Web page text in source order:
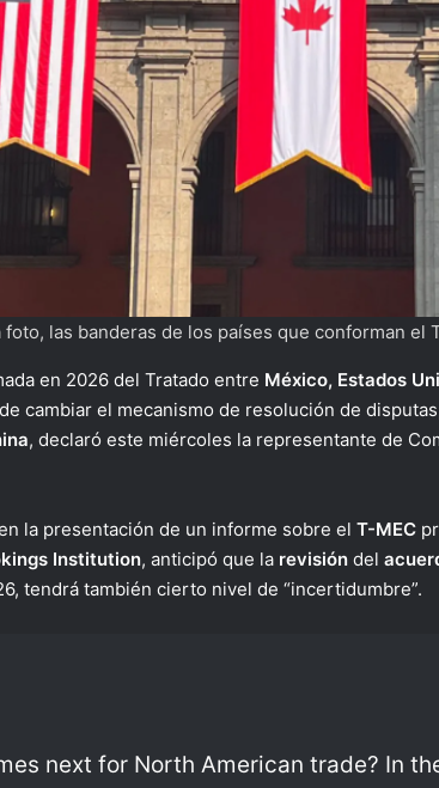
foto, las banderas de los países que conforman el
en 2026 del Tratado entre México, Estados
cambiar el mecanismo de resolución de
, declaró este miércoles la representante de
la presentación de un informe sobre el T-MEC
Institution, anticipó que la revisión del
tendrá también cierto nivel de “incertidumbre”.
next for North American trade? In